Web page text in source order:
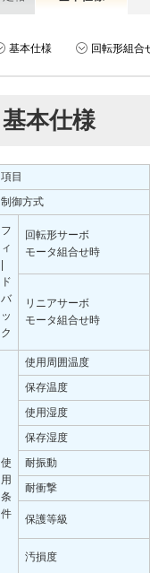
基本仕様 回転形組合
基本仕様
項目
制御方式
フ
ィ
ド
バ
ッ
ク
回転形サーボ
モータ組合せ時
リニアサーボ
モータ組合せ時
使
用
条
件
使用周囲温度
保存温度
使用湿度
保存湿度
耐振動
耐衝撃
保護等級
汚損度